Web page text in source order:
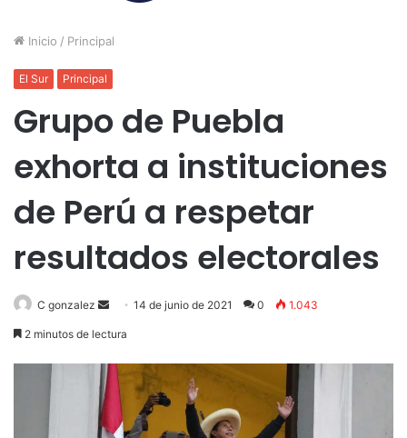
Inicio / Principal
El Sur Principal
Grupo de Puebla
exhorta a instituciones
de Perú a respetar
resultados electorales
C gonzalez
Send14 de junio de 2021 0 1.043
2 minutos de lectura